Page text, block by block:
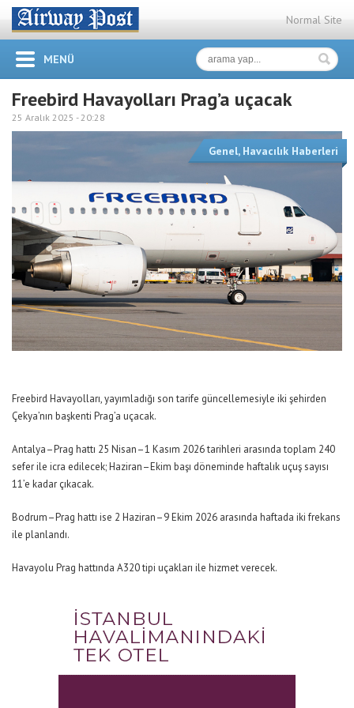
Normal Site
MENÜ
Freebird Havayolları Prag’a uçacak
25 Aralık 2025 -20:28
Genel, Havacılık Haberleri
Freebird Havayolları, yayımladığı son tarife güncellemesiyle iki şehirden
Çekya’nın başkenti Prag’a uçacak.
Antalya–Prag hattı 25 Nisan–1 Kasım 2026 tarihleri arasında toplam 240
sefer ile icra edilecek; Haziran–Ekim başı döneminde haftalık uçuş sayısı
11’e kadar çıkacak.
Bodrum–Prag hattı ise 2 Haziran–9 Ekim 2026 arasında haftada iki frekans
ile planlandı.
Havayolu Prag hattında A320 tipi uçakları ile hizmet verecek.